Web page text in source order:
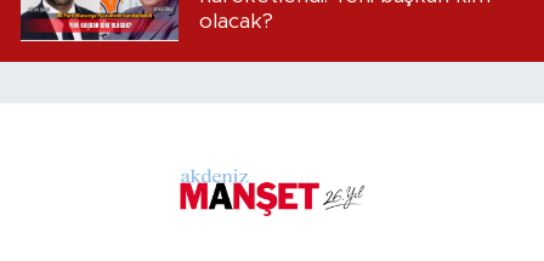
olacak?